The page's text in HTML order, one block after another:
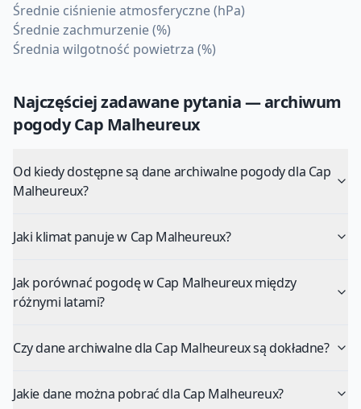
Średnie ciśnienie atmosferyczne (hPa)
Średnie zachmurzenie (%)
Średnia wilgotność powietrza (%)
Najczęściej zadawane pytania — archiwum
pogodyCap Malheureux
Od kiedy dostępne są dane archiwalne pogody dla Cap
Malheureux?
Jaki klimat panuje w Cap Malheureux?
Jak porównać pogodę w Cap Malheureux między
różnymi latami?
Czy dane archiwalne dla Cap Malheureux są dokładne?
Jakie dane można pobrać dla Cap Malheureux?